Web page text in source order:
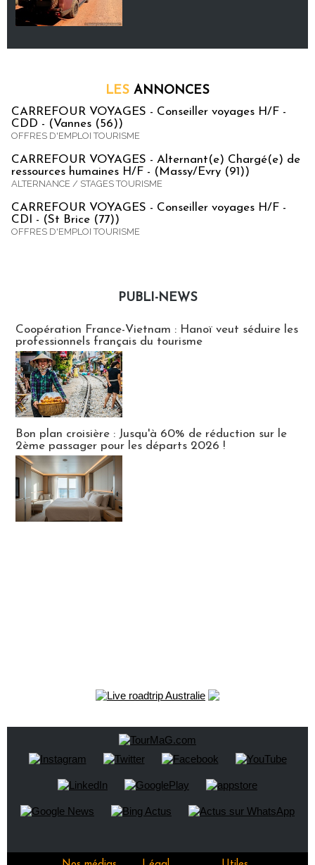
LES ANNONCES
CARREFOUR VOYAGES - Conseiller voyages H/F -
CDD - (Vannes (56))
OFFRES D'EMPLOI TOURISME
CARREFOUR VOYAGES - Alternant(e) Chargé(e) de
ressources humaines H/F - (Massy/Evry (91))
ALTERNANCE / STAGES TOURISME
CARREFOUR VOYAGES - Conseiller voyages H/F -
CDI - (St Brice (77))
OFFRES D'EMPLOI TOURISME
PUBLI-NEWS
Coopération France-Vietnam : Hanoï veut séduire les
professionnels français du tourisme
Bon plan croisière : Jusqu'à 60% de réduction sur le
2ème passager pour les départs 2026 !